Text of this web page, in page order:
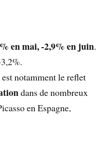
en mai, -2,9% en juin.
notamment le reflet
dans de nombreux
en Espagne,